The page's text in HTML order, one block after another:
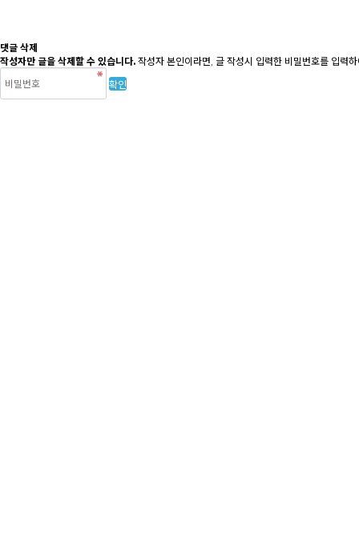
댓글 삭제
작성자만 글을 삭제할 수 있습니다. 작성자 본인이라면, 글 작성시 입력한 비밀번호를 입력